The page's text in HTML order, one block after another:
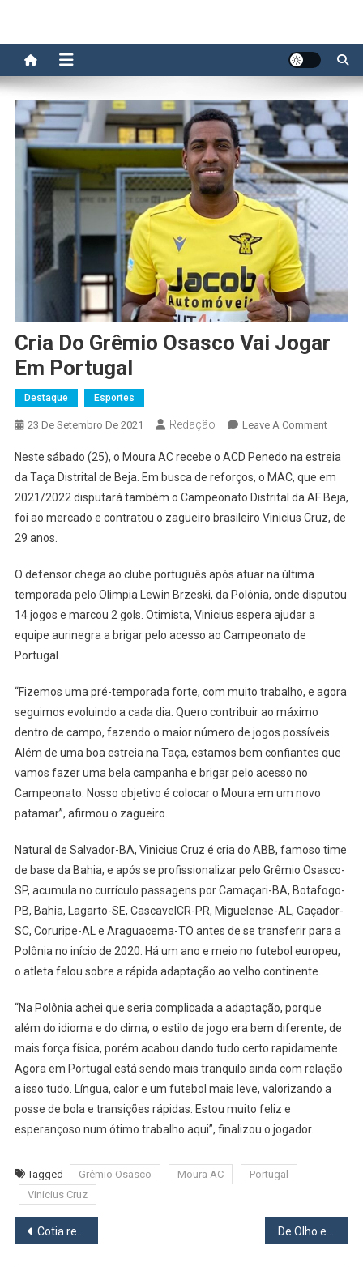
Cria Do Grêmio Osasco Vai Jogar
Em Portugal
Destaque Esportes
23 De Setembro De 2021 Redação Leave A CommentOn
Do
Grêmio
Osasco
Vai
Neste sábado (25), o Moura AC recebe o ACD Penedo na estreia
da Taça Distrital de Beja. Em busca de reforços, o MAC, que em
2021/2022 disputará também o Campeonato Distrital da AF Beja,
foi ao mercado e contratou o zagueiro brasileiro Vinicius Cruz, de
29 anos.
O defensor chega ao clube português após atuar na última
temporada pelo Olimpia Lewin Brzeski, da Polônia, onde disputou
14 jogos e marcou 2 gols. Otimista, Vinicius espera ajudar a
equipe aurinegra a brigar pelo acesso ao Campeonato de
Portugal.
“Fizemos uma pré-temporada forte, com muito trabalho, e agora
seguimos evoluindo a cada dia. Quero contribuir ao máximo
dentro de campo, fazendo o maior número de jogos possíveis.
Além de uma boa estreia na Taça, estamos bem confiantes que
vamos fazer uma bela campanha e brigar pelo acesso no
Campeonato. Nosso objetivo é colocar o Moura em um novo
patamar”, afirmou o zagueiro.
Natural de Salvador-BA, Vinicius Cruz é cria do ABB, famoso time
de base da Bahia, e após se profissionalizar pelo Grêmio Osasco-
SP, acumula no currículo passagens por Camaçari-BA, Botafogo-
PB, Bahia, Lagarto-SE, CascavelCR-PR, Miguelense-AL, Caçador-
SC, Coruripe-AL e Araguacema-TO antes de se transferir para a
Polônia no início de 2020. Há um ano e meio no futebol europeu,
o atleta falou sobre a rápida adaptação ao velho continente.
“Na Polônia achei que seria complicada a adaptação, porque
além do idioma e do clima, o estilo de jogo era bem diferente, de
mais força física, porém acabou dando tudo certo rapidamente.
Agora em Portugal está sendo mais tranquilo ainda com relação
a isso tudo. Língua, calor e um futebol mais leve, valorizando a
posse de bola e transições rápidas. Estou muito feliz e
esperançoso num ótimo trabalho aqui”, finalizou o jogador.
Tagged Grêmio Osasco Moura AC
Portugal
Vinicius Cruz
Navegação
Cotia reduz para 60 anos, a idade para recebimento da dose de reforço De Olho em Tudo